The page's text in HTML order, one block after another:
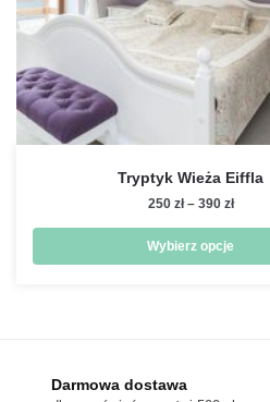
Tryptyk Wieża Eiffla
250 zł – 390 złZakres
od
250 zł
Wybierz opcje
Darmowa dostawa